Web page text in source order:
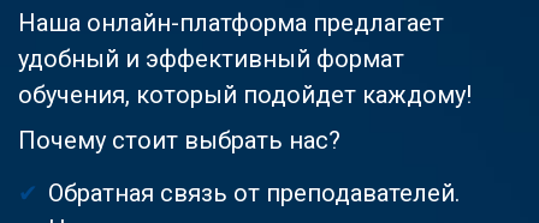
Наша онлайн-платформа предлагает
удобный и эффективный формат
обучения, который подойдет каждому!
Почему стоит выбрать нас?
Обратная связь от преподавателей.